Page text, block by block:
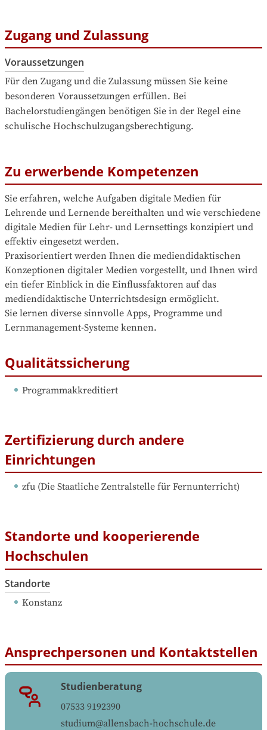
Zugang und Zulassung
Voraussetzungen
Für den Zugang und die Zulassung müssen Sie keine
besonderen Voraussetzungen erfüllen. Bei
Bachelorstudiengängen benötigen Sie in der Regel eine
schulische Hochschulzugangsberechtigung.
Zu erwerbende Kompetenzen
Sie erfahren, welche Aufgaben digitale Medien für
Lehrende und Lernende bereithalten und wie verschiedene
digitale Medien für Lehr- und Lernsettings konzipiert und
effektiv eingesetzt werden.
Praxisorientiert werden Ihnen die mediendidaktischen
Konzeptionen digitaler Medien vorgestellt, und Ihnen wird
ein tiefer Einblick in die Einflussfaktoren auf das
mediendidaktische Unterrichtsdesign ermöglicht.
Sie lernen diverse sinnvolle Apps, Programme und
Lernmanagement-Systeme kennen.
Qualitätssicherung
Programmakkreditiert
Zertifizierung durch andere
Einrichtungen
zfu (Die Staatliche Zentralstelle für Fernunterricht)
Standorte und kooperierende
Hochschulen
Standorte
Konstanz
Ansprechpersonen und Kontaktstellen
Studienberatung
07533 9192390
studium@allensbach-hochschule.de